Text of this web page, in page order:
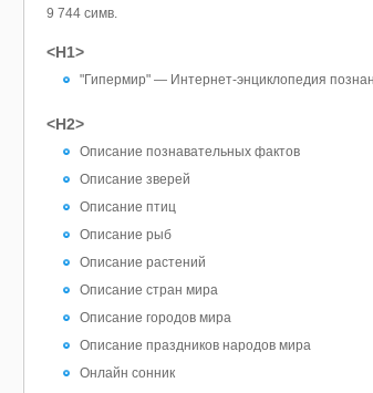
9 744 симв.
<H1>
"Гипермир" — Интернет-энциклопедия
<H2>
Описание познавательных фактов
Описание зверей
Описание птиц
Описание рыб
Описание растений
Описание стран мира
Описание городов мира
Описание праздников народов мира
Онлайн сонник